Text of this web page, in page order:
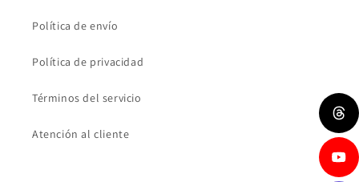
Política de envío
Política de privacidad
Términos del servicio
Atención al cliente